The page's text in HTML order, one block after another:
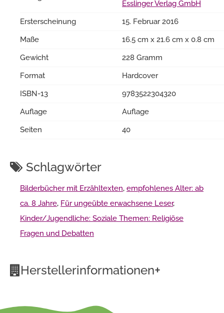
Esslinger Verlag GmbH
Ersterscheinung
15. Februar 2016
Maße
16.5 cm x 21.6 cm x 0.8 cm
Gewicht
228 Gramm
Format
Hardcover
ISBN-13
9783522304320
Auflage
Auflage
Seiten
40
Schlagwörter
Bilderbücher mit Erzähltexten, empfohlenes Alter: ab
ca. 8 Jahre, Für ungeübte erwachsene Leser,
Kinder/Jugendliche: Soziale Themen: Religiöse
Fragen und Debatten
Herstellerinformationen+